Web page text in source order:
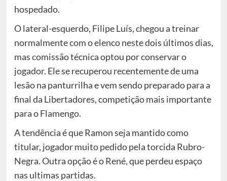
hospedado.
O lateral-esquerdo, Filipe Luís, chegou a treinar
normalmente com o elenco neste dois últimos dias,
mas comissão técnica optou por conservar o
jogador. Ele se recuperou recentemente de uma
lesão na panturrilha e vem sendo preparado para a
final da Libertadores, competição mais importante
para o Flamengo.
A tendência é que Ramon seja mantido como
titular, jogador muito pedido pela torcida Rubro-
Negra. Outra opção é o René, que perdeu espaço
nas ultimas partidas.